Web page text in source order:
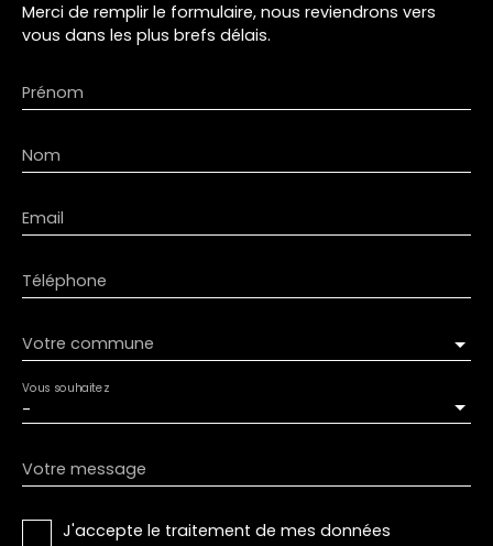
Merci de remplir le formulaire, nous reviendrons vers
vous dans les plus brefs délais.
Prénom
Nom
Email
Téléphone
Votre commune
-
Vous souhaitez
Votre message
J'accepte le traitement de mes données